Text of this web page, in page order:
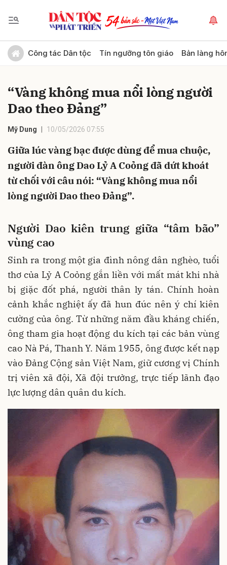
Công tác Dân tộc Tín ngưỡng tôn giáo Bản làng
“Vàng không mua nổi lòng người
Dao theo Đảng”
Mỹ Dung 10/05/2026 07:55
Giữa lúc vàng bạc được dùng để mua chuộc,
người đàn ông Dao Lỷ A Coỏng đã dứt khoát
từ chối với câu nói: “Vàng không mua nổi
lòng người Dao theo Đảng”.
Người Dao kiên trung giữa “tâm bão”
vùng cao
Sinh ra trong một gia đình nông dân nghèo, tuổi
thơ của Lỷ A Coỏng gắn liền với mất mát khi nhà
bị giặc đốt phá, người thân ly tán. Chính hoàn
cảnh khắc nghiệt ấy đã hun đúc nên ý chí kiên
cường của ông. Từ những năm đầu kháng chiến,
ông tham gia hoạt động du kích tại các bản vùng
cao Nà Pá, Thanh Y. Năm 1955, ông được kết nạp
vào Đảng Cộng sản Việt Nam, giữ cương vị Chính
trị viên xã đội, Xã đội trưởng, trực tiếp lãnh đạo
lực lượng dân quân du kích.
Gửi bình luận
Hủy Gửi